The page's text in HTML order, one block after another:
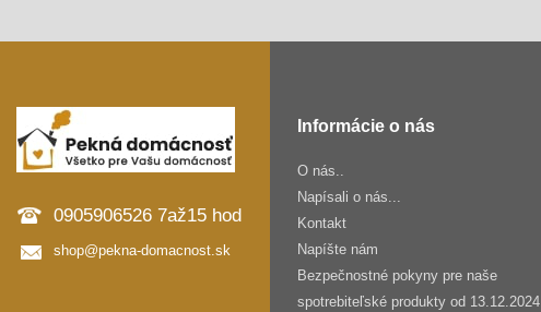
0905906526 7až15 hod
shop@pekna-domacnost.sk
Informácie o nás
O nás..
Napísali o nás...
Kontakt
Napíšte nám
Bezpečnostné pokyny pre naše
spotrebiteľské produkty od 13.12.2024